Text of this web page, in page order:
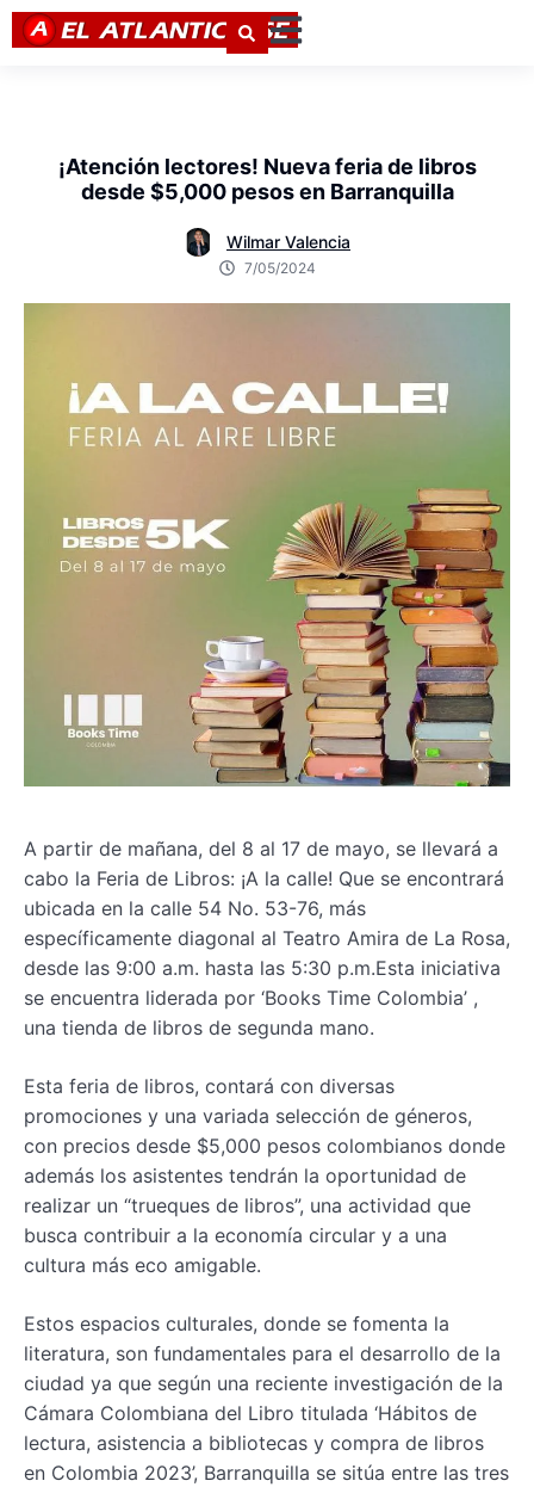
¡Atención lectores! Nueva feria de libros
desde $5,000 pesos en Barranquilla
Wilmar Valencia
7/05/2024
A partir de mañana, del 8 al 17 de mayo, se llevará a
cabo la Feria de Libros: ¡A la calle! Que se encontrará
ubicada en la calle 54 No. 53-76, más
específicamente diagonal al Teatro Amira de La Rosa,
desde las 9:00 a.m. hasta las 5:30 p.m.Esta iniciativa
se encuentra liderada por ‘Books Time Colombia’ ,
una tienda de libros de segunda mano.
Esta feria de libros, contará con diversas
promociones y una variada selección de géneros,
con precios desde $5,000 pesos colombianos donde
además los asistentes tendrán la oportunidad de
realizar un “trueques de libros”, una actividad que
busca contribuir a la economía circular y a una
cultura más eco amigable.
Estos espacios culturales, donde se fomenta la
literatura, son fundamentales para el desarrollo de la
ciudad ya que según una reciente investigación de la
Cámara Colombiana del Libro titulada ‘Hábitos de
lectura, asistencia a bibliotecas y compra de libros
en Colombia 2023’, Barranquilla se sitúa entre las tres